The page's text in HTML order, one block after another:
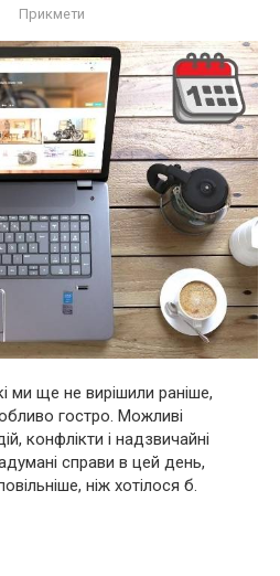
Прикмети
ми ще не вирішили раніше,
гостро. Можливі
конфлікти і надзвичайні
справи в цей день,
ніж хотілося б.